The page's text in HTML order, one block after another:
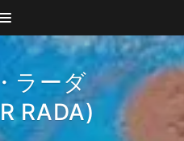
ラーダ
RADA)